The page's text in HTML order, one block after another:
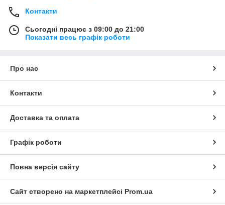
Контакти
Сьогодні працює з 09:00 до 21:00
Показати весь графік роботи
Про нас
Контакти
Доставка та оплата
Графік роботи
Повна версія сайту
Сайт створено на маркетплейсі Prom.ua